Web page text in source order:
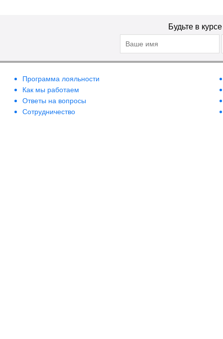
Будьте в
Программа лояльности
Как мы работаем
Ответы на вопросы
Сотрудничество